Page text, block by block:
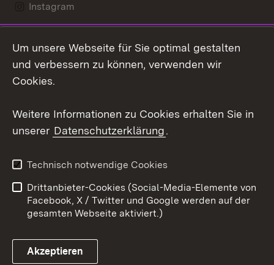
Instagram
Mastodon
Youtube
Link zum Landesportal
Kontakt
Datenschutz
Barrierefreiheit
Impressum Cookies
Um unsere Webseite für Sie optimal gestalten
und verbessern zu können, verwenden wir
Cookies.
Weitere Informationen zu Cookies erhalten Sie in
unserer Datenschutzerklärung.
Technisch notwendige Cookies
Drittanbieter-Cookies (Social-Media-Elemente von
Facebook, X / Twitter und Google werden auf der
gesamten Webseite aktiviert.)
Akzeptieren